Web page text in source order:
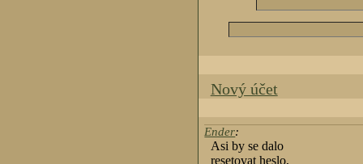
Nový účet
Ender:
Asi by se dalo
resetovat heslo,